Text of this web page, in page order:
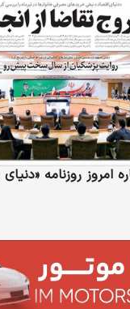
روزنامه «دنیای‌